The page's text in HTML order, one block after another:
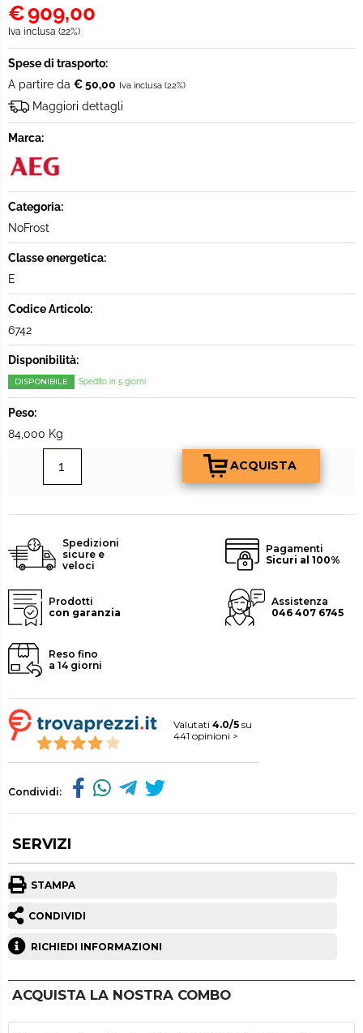
€909,00
Iva inclusa (22%)
Spese di trasporto:
A partire da € 50,00 Iva inclusa (22%)
Maggiori dettagli
Marca:
Categoria:
NoFrost
Classe energetica:
E
Codice Articolo:
6742
Disponibilità:
DISPONIBILE Spedito in 5 giorni
Peso:
84,000 Kg
Spedizioni
sicure e
veloci
Pagamenti
Sicuri al 100%
Prodotti
con garanzia
Assistenza
046 407 6745
Reso fino
a 14 giorni
Valutati 4.0/5 su
441 opinioni >
Condividi:
SERVIZI
STAMPA
CONDIVIDI
RICHIEDI INFORMAZIONI
ACQUISTA LA NOSTRA COMBO